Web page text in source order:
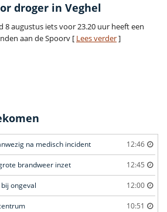
droger in Veghel
8 augustus iets voor 23.20 uur heeft een
aan de Spoorv [ Lees verder]
na medisch incident 12:46
brandweer inzet 12:45
ongeval 12:00
10:51